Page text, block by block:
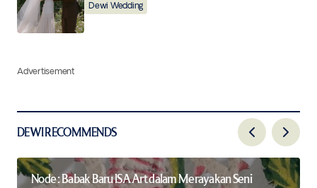
Dewi Wedding
Advertisement
DEWI RECOMMENDS
Node : Babak Baru ISA Art dalam Merayakan Seni